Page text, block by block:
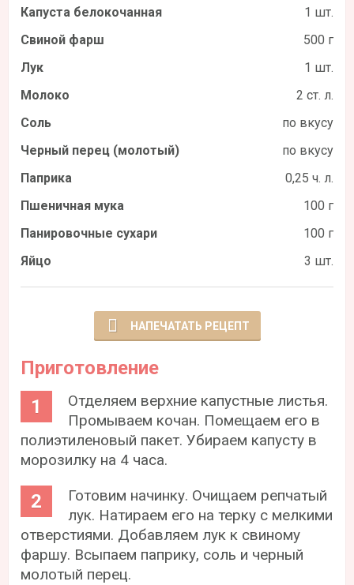
Капуста белокочанная
1 шт.
Свиной фарш
500 г
Лук
1 шт.
Молоко
2 ст. л.
Соль
по вкусу
Черный перец (молотый)
по вкусу
Паприка
0,25 ч. л.
Пшеничная мука
100 г
Панировочные сухари
100 г
Яйцо
3 шт.
НАПЕЧАТАТЬ РЕЦЕПТ
Приготовление
Отделяем верхние капустные листья.
Промываем кочан. Помещаем его в
полиэтиленовый пакет. Убираем капусту в
морозилку на 4 часа.
Готовим начинку. Очищаем репчатый
лук. Натираем его на терку с мелкими
отверстиями. Добавляем лук к свиному
фаршу. Всыпаем паприку, соль и черный
молотый перец.